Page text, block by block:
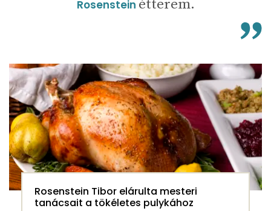
Rosenstein étterem.
Rosenstein Tibor elárulta mesteri
tanácsait a tökéletes pulykához